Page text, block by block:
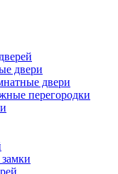
двери
двери
перегородки